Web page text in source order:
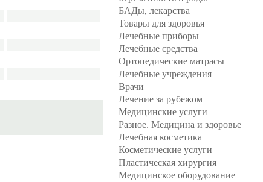
БАДы, лекарства
Товары для здоровья
Лечебные приборы
Лечебные средства
Ортопедические матрасы
Лечебные учреждения
Врачи
Лечение за рубежом
Медицинские услуги
Разное. Медицина и здоровье
Лечебная косметика
Косметические услуги
Пластическая хирургия
Медицинское оборудование